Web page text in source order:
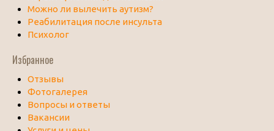
Можно ли вылечить аутизм?
Реабилитация после инсульта
Психолог
Избранное
Отзывы
Фотогалерея
Вопросы и ответы
Вакансии